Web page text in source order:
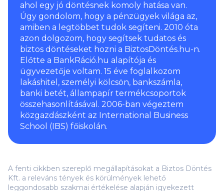
ahol egy jó döntésnek komoly hatása van.
Úgy gondolom, hogy a pénzügyek világa az,
amiben a legtöbbet tudok segíteni. 2010 óta
azon dolgozom, hogy segítsek tudatos és
biztos döntéseket hozni a BiztosDöntés.hu-n.
Előtte a BankRáció.hu alapítója és
ügyvezetője voltam. 15 éve foglalkozom
lakáshitel, személyi kölcsön, bankszámla,
banki betét, állampapír termékcsoportok
összehasonlításával. 2006-ban végeztem
közgazdászként az International Business
School (IBS) főiskolán.
A fenti cikkben szereplő megállapításokat a Biztos Döntés
Kft. a releváns tények és körülmények lehető
leggondosabb szakmai értékelése alapján igyekezett